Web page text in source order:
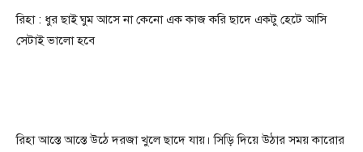
রিহা : ধুর ছাই ঘুম আসে না কেনো এক কাজ করি ছাদে একটু হেটে আসি
সেটাই ভালো হবে
রিহা আস্তে আস্তে উঠে দরজা খুলে ছাদে যায়। সিড়ি দিয়ে উঠার সময় কারোর